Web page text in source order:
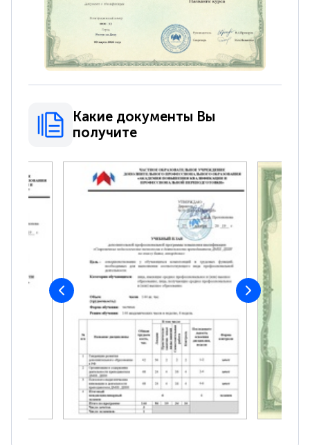
Какие документы Вы
получите